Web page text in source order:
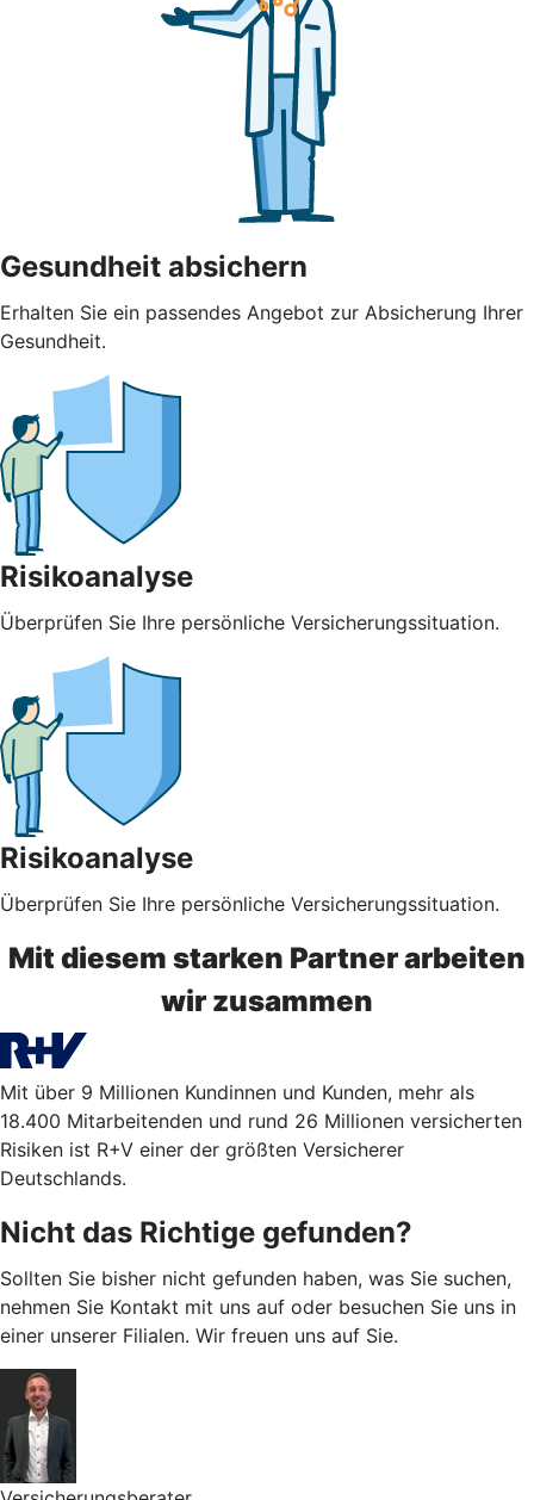
Gesundheit absichern
Erhalten Sie ein passendes Angebot zur Absicherung Ihrer
Gesundheit.
Risikoanalyse
Überprüfen Sie Ihre persönliche Versicherungssituation.
Risikoanalyse
Überprüfen Sie Ihre persönliche Versicherungssituation.
Mit diesem starken Partner arbeiten
wir zusammen
Mit über 9 Millionen Kundinnen und Kunden, mehr als
18.400 Mitarbeitenden und rund 26 Millionen versicherten
Risiken ist R+V einer der größten Versicherer
Deutschlands.
Nicht das Richtige gefunden?
Sollten Sie bisher nicht gefunden haben, was Sie suchen,
nehmen Sie Kontakt mit uns auf oder besuchen Sie uns in
einer unserer Filialen. Wir freuen uns auf Sie.